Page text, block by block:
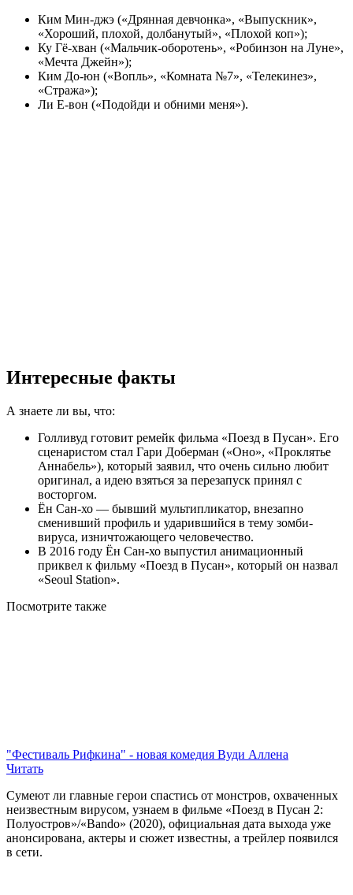
Ким Мин-джэ («Дрянная девчонка», «Выпускник»,
«Хороший, плохой, долбанутый», «Плохой коп»);
Ку Гё-хван («Мальчик-оборотень», «Робинзон на Луне»,
«Мечта Джейн»);
Ким До-юн («Вопль», «Комната №7», «Телекинез»,
«Стража»);
Ли Е-вон («Подойди и обними меня»).
Интересные факты
А знаете ли вы, что:
Голливуд готовит ремейк фильма «Поезд в Пусан». Его
сценаристом стал Гари Доберман («Оно», «Проклятье
Аннабель»), который заявил, что очень сильно любит
оригинал, а идею взяться за перезапуск принял с
восторгом.
Ён Сан-хо — бывший мультипликатор, внезапно
сменивший профиль и ударившийся в тему зомби-
вируса, изничтожающего человечество.
В 2016 году Ён Сан-хо выпустил анимационный
приквел к фильму «Поезд в Пусан», который он назвал
«Seoul Station».
Посмотрите также
"Фестиваль Рифкина" - новая комедия Вуди Аллена
Читать
Сумеют ли главные герои спастись от монстров, охваченных
неизвестным вирусом, узнаем в фильме «Поезд в Пусан 2:
Полуостров»/«Bando» (2020), официальная дата выхода уже
анонсирована, актеры и сюжет известны, а трейлер появился
в сети.